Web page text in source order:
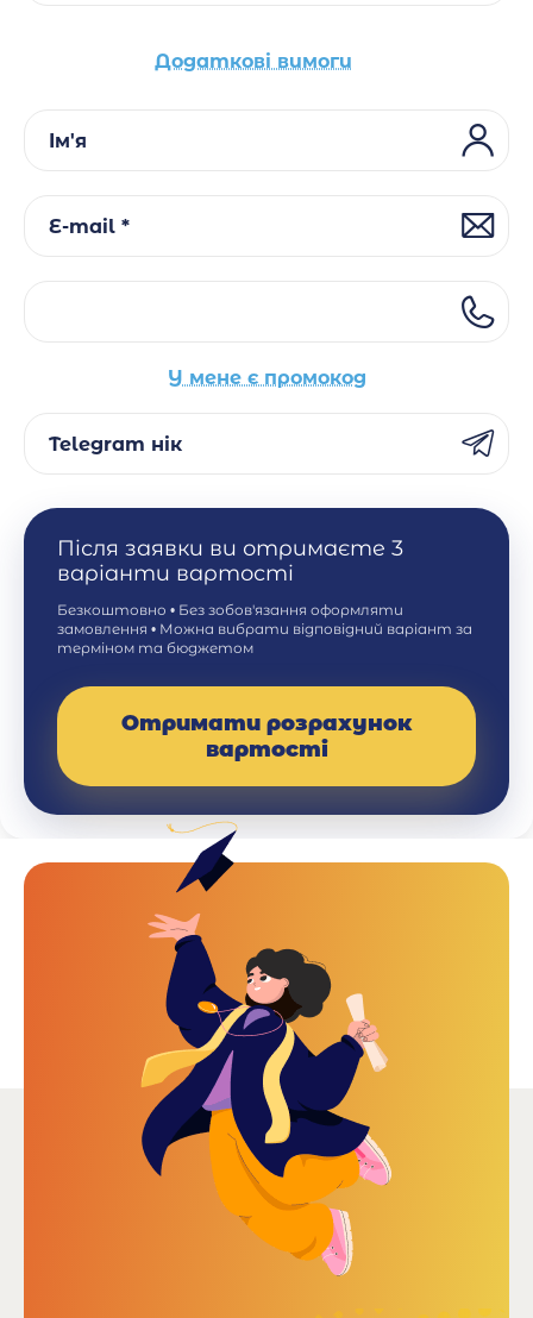
Додаткові вимоги
Ім'я
E-mail *
У мене є промокод
Telegram нік
Після заявки ви отримаєте 3
варіанти вартості
Безкоштовно • Без зобов'язання оформляти
замовлення • Можна вибрати відповідний варіант за
терміном та бюджетом
Отримати розрахунок
вартості